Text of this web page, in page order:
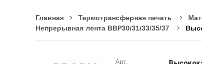
Главная Термотрансферная печать
Непрерывная лента BBP30/31/33/35/37
Арт.